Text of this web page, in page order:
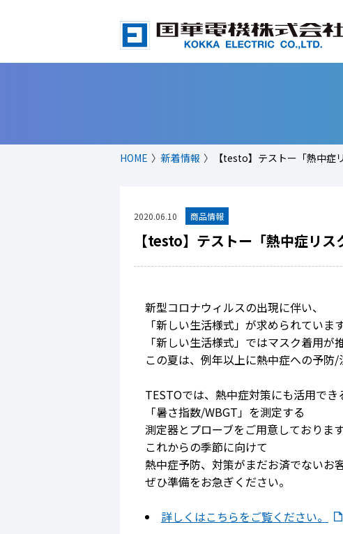
HOME 新着情報 【testo】テストー「熱中症
2020.06.10
【testo】テストー「熱中症リ
新型コロナウィルスの出現に伴い、
「新しい生活様式」が求められています
「新しい生活様式」ではマスク着用が
この夏は、例年以上に熱中症への予防/
TESTOでは、熱中症対策にも活用でき
「暑さ指数/WBGT」を測定する
測定器とプローブをご用意しております
これからの季節に向けて
熱中症予防、対策がまだお済でないお
ぜひ準備をお急ぎください。
詳しくはこちらをご覧ください。